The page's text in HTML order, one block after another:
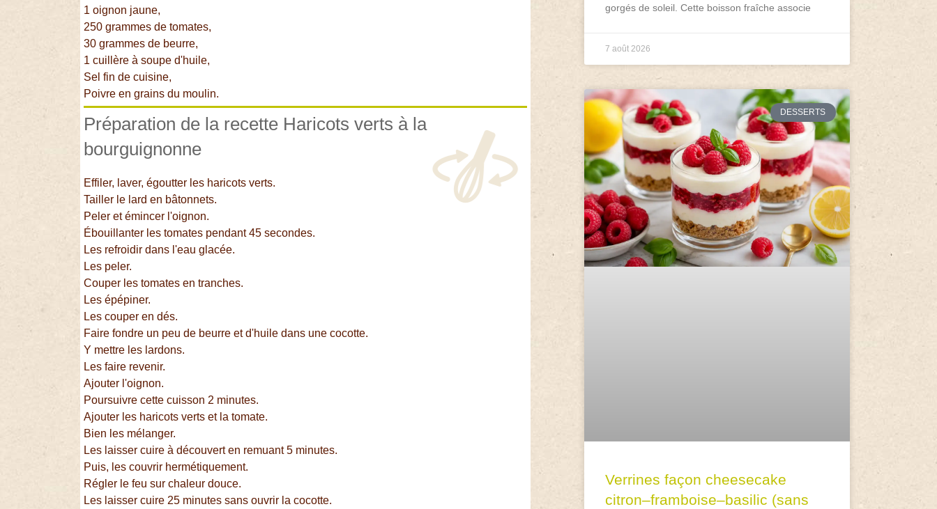
1 oignon jaune,
250 grammes de tomates,
30 grammes de beurre,
1 cuillère à soupe d'huile,
Sel fin de cuisine,
Poivre en grains du moulin.
Préparation de la recette Haricots verts à la
bourguignonne
Effiler, laver, égoutter les haricots verts.
Tailler le lard en bâtonnets.
Peler et émincer l'oignon.
Ébouillanter les tomates pendant 45 secondes.
Les refroidir dans l'eau glacée.
Les peler.
Couper les tomates en tranches.
Les épépiner.
Les couper en dés.
Faire fondre un peu de beurre et d'huile dans une cocotte.
Y mettre les lardons.
Les faire revenir.
Ajouter l'oignon.
Poursuivre cette cuisson 2 minutes.
Ajouter les haricots verts et la tomate.
Bien les mélanger.
Les laisser cuire à découvert en remuant 5 minutes.
Puis, les couvrir hermétiquement.
Régler le feu sur chaleur douce.
Les laisser cuire 25 minutes sans ouvrir la cocotte.
gorgés de soleil. Cette boisson fraîche associe
7 août 2026
DESSERTS
Verrines façon cheesecake
citron–framboise–basilic (sans